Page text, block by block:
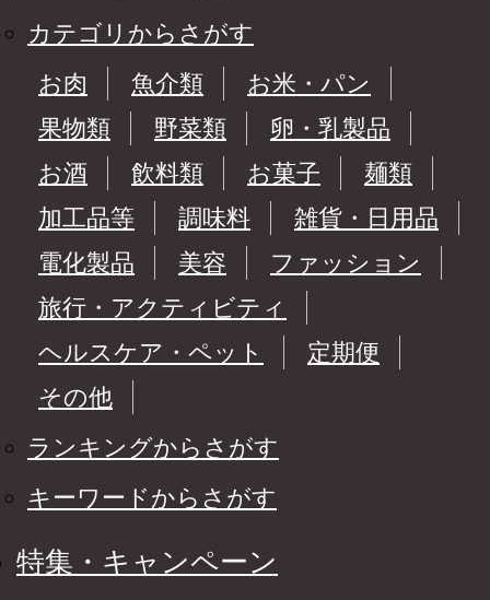
カテゴリからさがす
お肉
魚介類
お米・パン
果物類
野菜類
卵・乳製品
お酒
飲料類 お菓子
麺類
加工品等
調味料
雑貨・日用品
電化製品
美容
ファッション
旅行・アクティビティ
ヘルスケア・ペット
定期便
その他
ランキングからさがす
キーワードからさがす
特集・キャンペーン